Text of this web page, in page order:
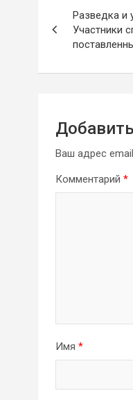
по
Разведка и
Участники
Ваш адрес
Комментарий *
Имя *